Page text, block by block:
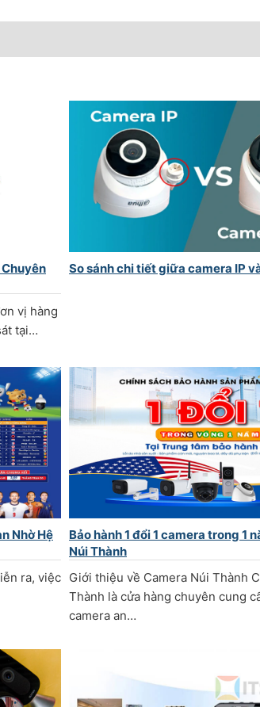
vị hàng
tại…
So sánh chi tiết giữa camera IP
Nhờ Hệ
ra, việc
Bảo hành 1 đổi 1 camera trong 1
Núi Thành
Giới thiệu về Camera Núi Thành
Thành là cửa hàng chuyên cung
camera an…